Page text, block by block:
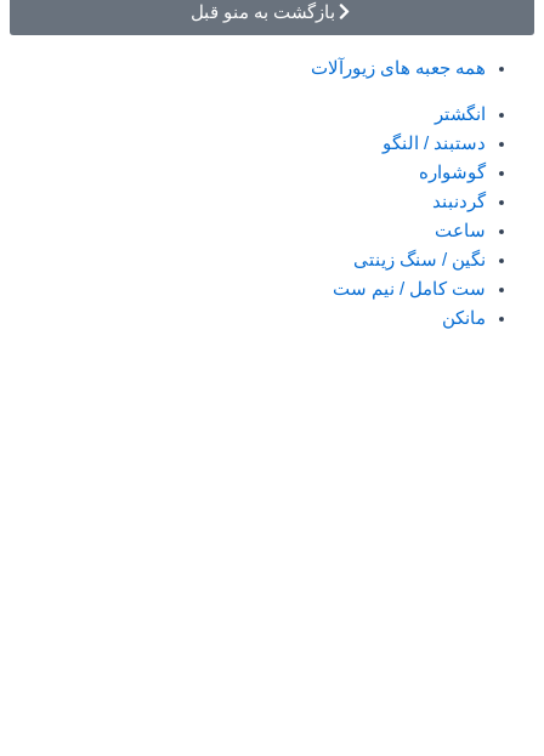
بازگشت به منو قبل
همه جعبه های زیورآلات
انگشتر
دستبند / النگو
گوشواره
گردنبند
ساعت
نگین / سنگ زینتی
ست کامل / نیم ست
مانکن